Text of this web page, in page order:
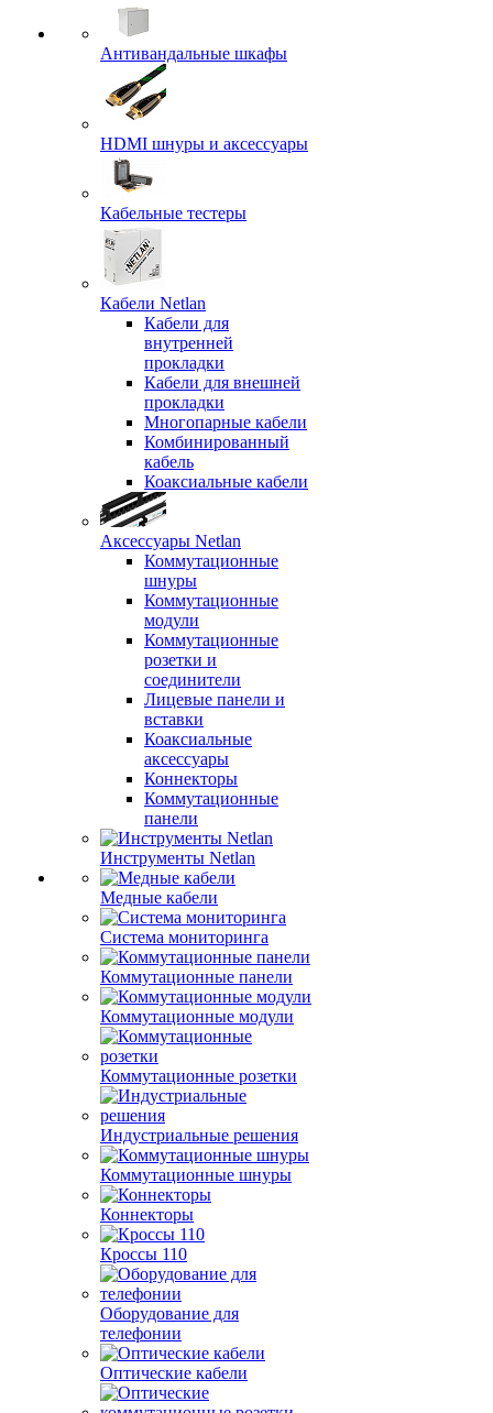
Антивандальные шкафы
HDMI шнуры и аксессуары
Кабельные тестеры
Кабели Netlan
Кабели для
внутренней
прокладки
Кабели для внешней
прокладки
Многопарные кабели
Комбинированный
кабель
Коаксиальные кабели
Аксессуары Netlan
Коммутационные
шнуры
Коммутационные
модули
Коммутационные
розетки и
соединители
Лицевые панели и
вставки
Коаксиальные
аксессуары
Коннекторы
Коммутационные
панели
Инструменты Netlan
Медные кабели
Система мониторинга
Коммутационные панели
Коммутационные модули
Коммутационные розетки
Индустриальные решения
Коммутационные шнуры
Коннекторы
Кроссы 110
Оборудование для
телефонии
Оптические кабели